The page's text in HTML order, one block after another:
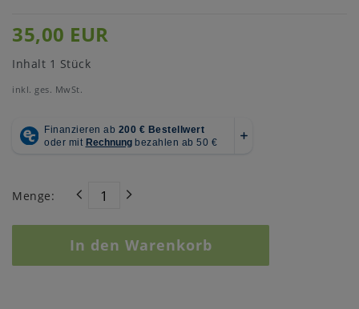
35,00 EUR
Inhalt 1 Stück
inkl. ges. MwSt.
Menge:
In den Warenkorb